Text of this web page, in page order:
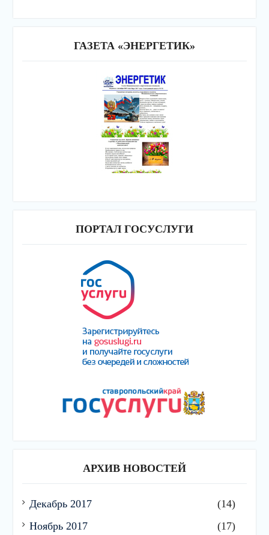
ГАЗЕТА «ЭНЕРГЕТИК»
ПОРТАЛ ГОСУСЛУГИ
АРХИВ НОВОСТЕЙ
Декабрь 2017
(14)
Ноябрь 2017
(17)